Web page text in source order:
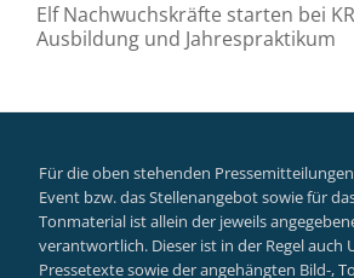
Elf Nachwuchskräfte starten bei
Ausbildung und Jahrespraktikum
Für die oben stehenden
Event bzw. das Stellenangebot sowie für
Tonmaterial ist allein der jeweils
verantwortlich. Dieser ist in der Regel auch
Pressetexte sowie der angehängten Bild-,